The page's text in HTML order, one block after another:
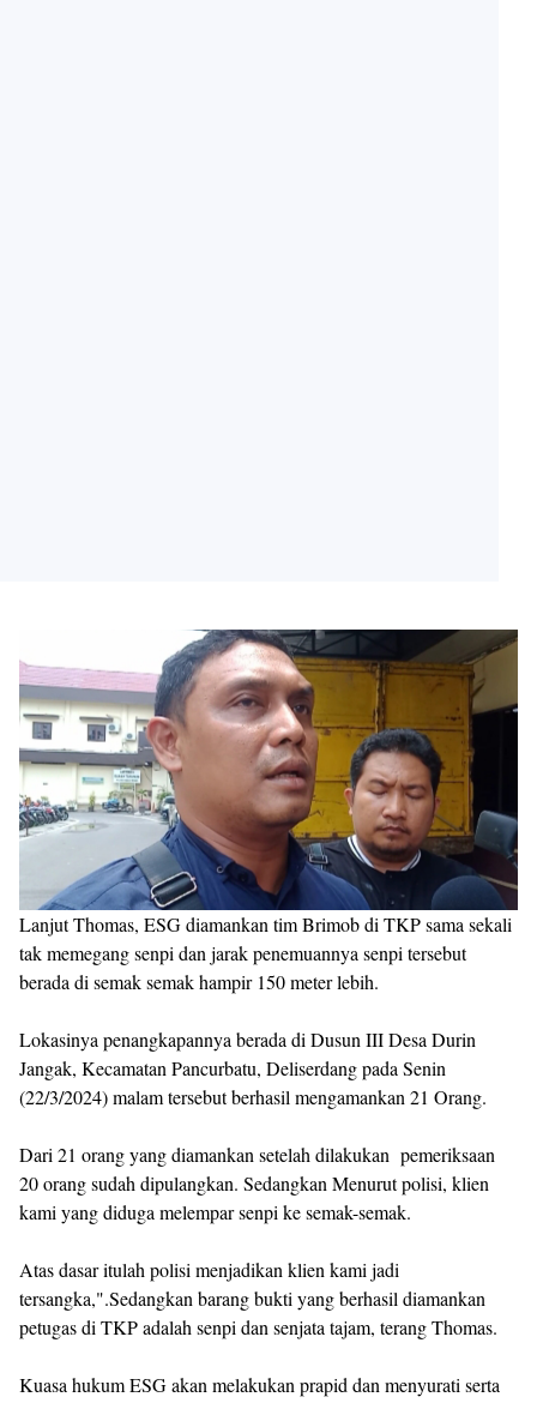
Lanjut Thomas, ESG diamankan tim Brimob di TKP sama sekali
tak memegang senpi dan jarak penemuannya senpi tersebut
berada di semak semak hampir 150 meter lebih.
Lokasinya penangkapannya berada di Dusun III Desa Durin
Jangak, Kecamatan Pancurbatu, Deliserdang pada Senin
(22/3/2024) malam tersebut berhasil mengamankan 21 Orang.
Dari 21 orang yang diamankan setelah dilakukan pemeriksaan
20 orang sudah dipulangkan. Sedangkan Menurut polisi, klien
kami yang diduga melempar senpi ke semak-semak.
Atas dasar itulah polisi menjadikan klien kami jadi
tersangka,".Sedangkan barang bukti yang berhasil diamankan
petugas di TKP adalah senpi dan senjata tajam, terang Thomas.
Kuasa hukum ESG akan melakukan prapid dan menyurati serta